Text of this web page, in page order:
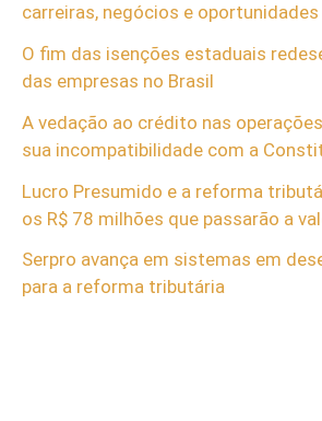
carreiras, negócios e oportunidades
O fim das isenções estaduais
das empresas no Brasil
A vedação ao crédito nas
sua incompatibilidade com a
Lucro Presumido e a reforma
os R$ 78 milhões que passarão a
Serpro avança em sistemas em
para a reforma tributária